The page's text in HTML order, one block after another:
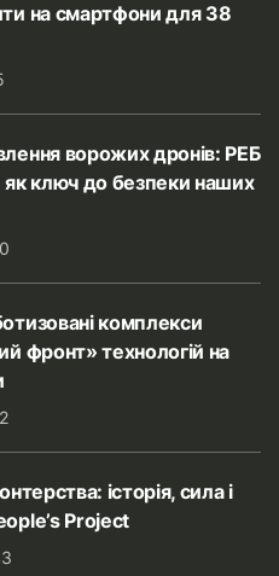
на смартфони для 38
ворожих дронів: РЕБ
як ключ до безпеки наших
комплекси
фронт» технологій на
історія, сила і
Project